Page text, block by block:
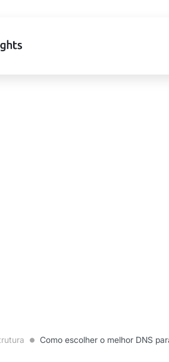
Como escolher o melhor DNS